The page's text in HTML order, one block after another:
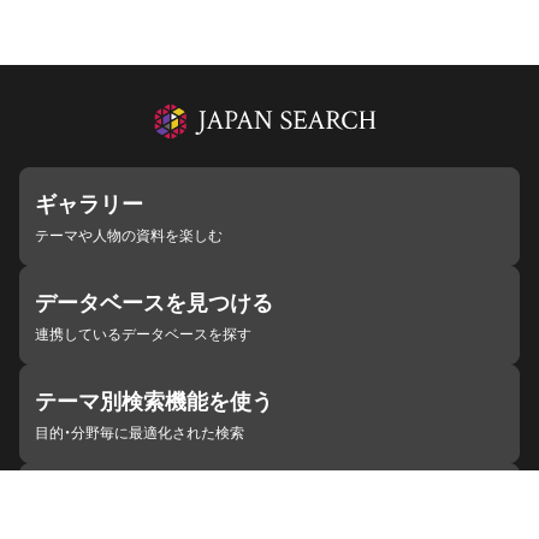
ギャラリー
テーマや人物の資料を楽しむ
データベースを見つける
連携しているデータベースを探す
テーマ別検索機能を使う
目的・分野毎に最適化された検索